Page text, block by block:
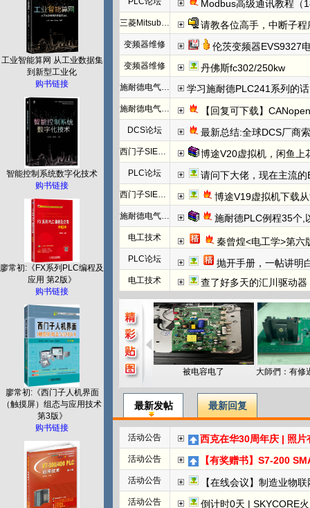
工业智能算网 从工业数据集
到新型工业化
购书链接
智能控制系统数字化技术
购书链接
廖常初:《FX系列PLC编程及
应用 第2版》
购书链接
廖常初:《西门子人机界面
（触摸屏）组态与应用技术
第3版》
购书链接
Modbus高级通讯教程（
三菱Mitsubishi 请教各位高手，中断子
变频器维修 伦茨变频器EVS9327
变频器维修 丹佛斯fc302/250kw
施耐德电气PLC 学习施耐德PLC241系列的
施耐德电气PLC 【回复可下载】
DCS论坛 最新总结:全球DCS厂商
西门子SIEMENS 博途V20虚拟机，闲鱼上
PLC论坛 请问下大佬，现在主流的
西门子SIEMENS 博途V19虚拟机下载
施耐德电气PLC 施耐德PLC例程35个,
电工技术 秦曾煌<电工学>第六
PLC论坛 抛开手册，一帖讲明白欧姆龙NC
电工技术 查了好多天的汇川驱动
被电容电了
最新发帖 最新回复
活动公告 西克在华30周年庆 | 照片
活动公告 【有奖赠书】S7-200 SMART
活动公告 【在线会议】制造业物
活动公告 倒计时0天 | SKYCORE火山湖超级工厂全